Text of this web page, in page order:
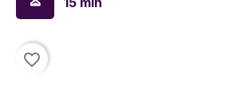
favorite_border